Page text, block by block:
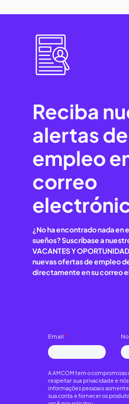
Reciba
alertas de
empleo
correo
¿No ha encontrado nada en
sueños? Suscríbase a
VACANTES Y
nuevas ofertas de empleo
directamente en su correo
Email*
A AMCOM tem o
respeitar sua privacidade e
informações pessoais
sua conta e fornecer os